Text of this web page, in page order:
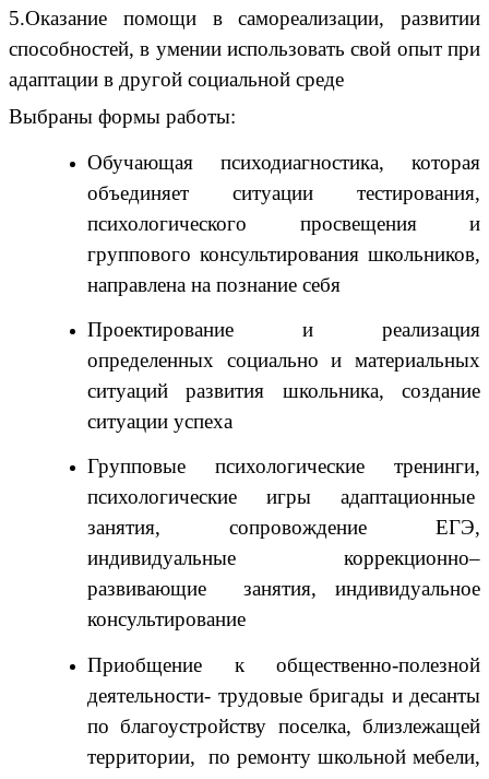
5.Оказание помощи в самореализации, развитии
способностей, в умении использовать свой опыт при
адаптации в другой социальной среде
Выбраны формы работы:
Обучающая психодиагностика, которая
объединяет ситуации тестирования,
психологического просвещения и
группового консультирования школьников,
направлена на познание себя
Проектирование и реализация
определенных социально и материальных
ситуаций развития школьника, создание
ситуации успеха
Групповые психологические тренинги,
психологические игры адаптационные
занятия, сопровождение ЕГЭ,
индивидуальные коррекционно–
развивающие занятия, индивидуальное
консультирование
Приобщение к общественно-полезной
деятельности- трудовые бригады и десанты
по благоустройству поселка, близлежащей
территории, по ремонту школьной мебели,